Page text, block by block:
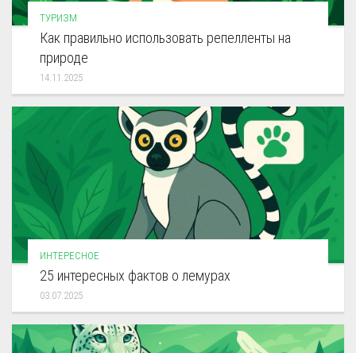
ТУРИЗМ
Как правильно использовать репелленты на
природе
14.11.2025
ИНТЕРЕСНОЕ
25 интересных фактов о лемурах
03.07.2025